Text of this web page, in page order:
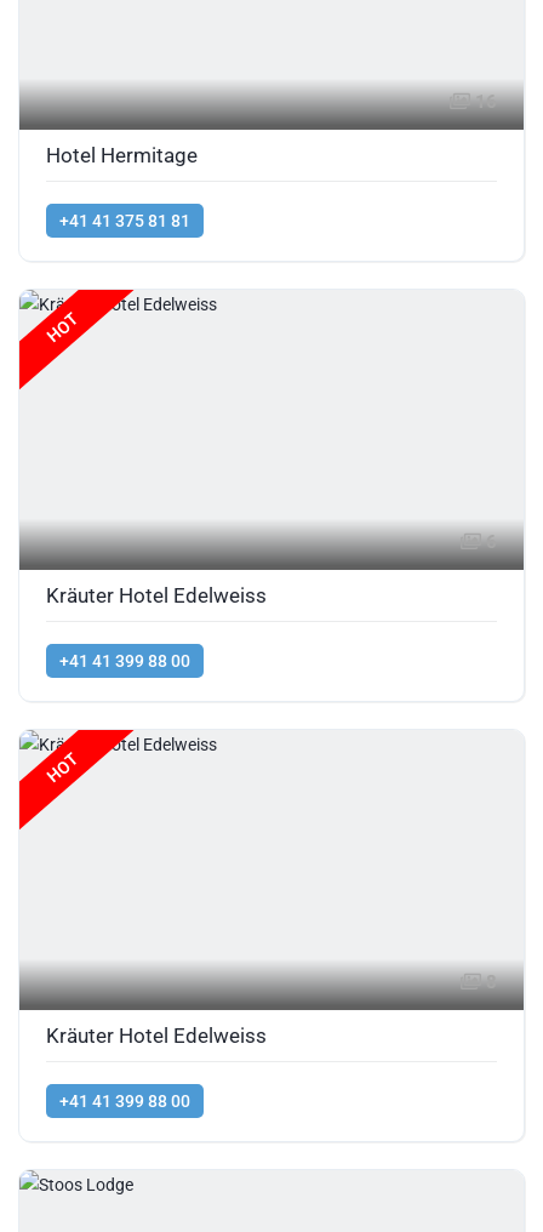
16
Hotel Hermitage
+41 41 375 81 81
HOT
6
Kräuter Hotel Edelweiss
+41 41 399 88 00
HOT
8
Kräuter Hotel Edelweiss
+41 41 399 88 00